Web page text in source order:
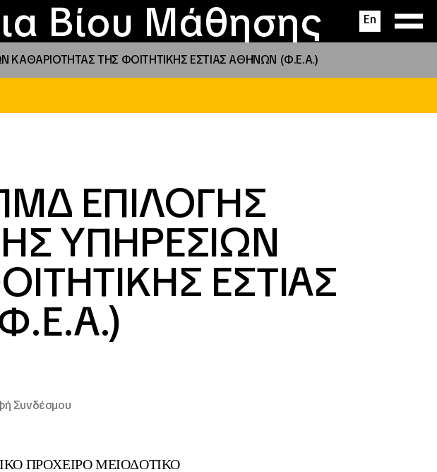
Βίου Μάθησης En
δράσεις
ΤΗΣ ΦΟΙΤΗΤΙΚΗΣ ΕΣΤΙΑΣ ΑΘΗΝΩΝ (Φ.Ε.Α.)
ΕΠΙΛΟΓΗΣ
ΥΠΗΡΕΣΙΩΝ
ΕΣΤΙΑΣ
Συνδέσμου
ΠΡΟΧΕΙΡΟ ΜΕΙΟΔΟΤΙΚΟ